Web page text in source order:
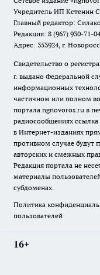
Учредитель ИП Кстенин
Главный редактор:
Редакция: 8 (967) 930-71-
Адрес: 353924, г.
Свидетельство о
г. выдано Федеральной
информационных
частичном или полном
портала ngnovoros.ru в
радиосообщениях ссылка
в Интернет-изданиях
противном случае будут
авторских и смежных
Редакция портала не
материалы
субдоменах.
Политика
пользователей
16+